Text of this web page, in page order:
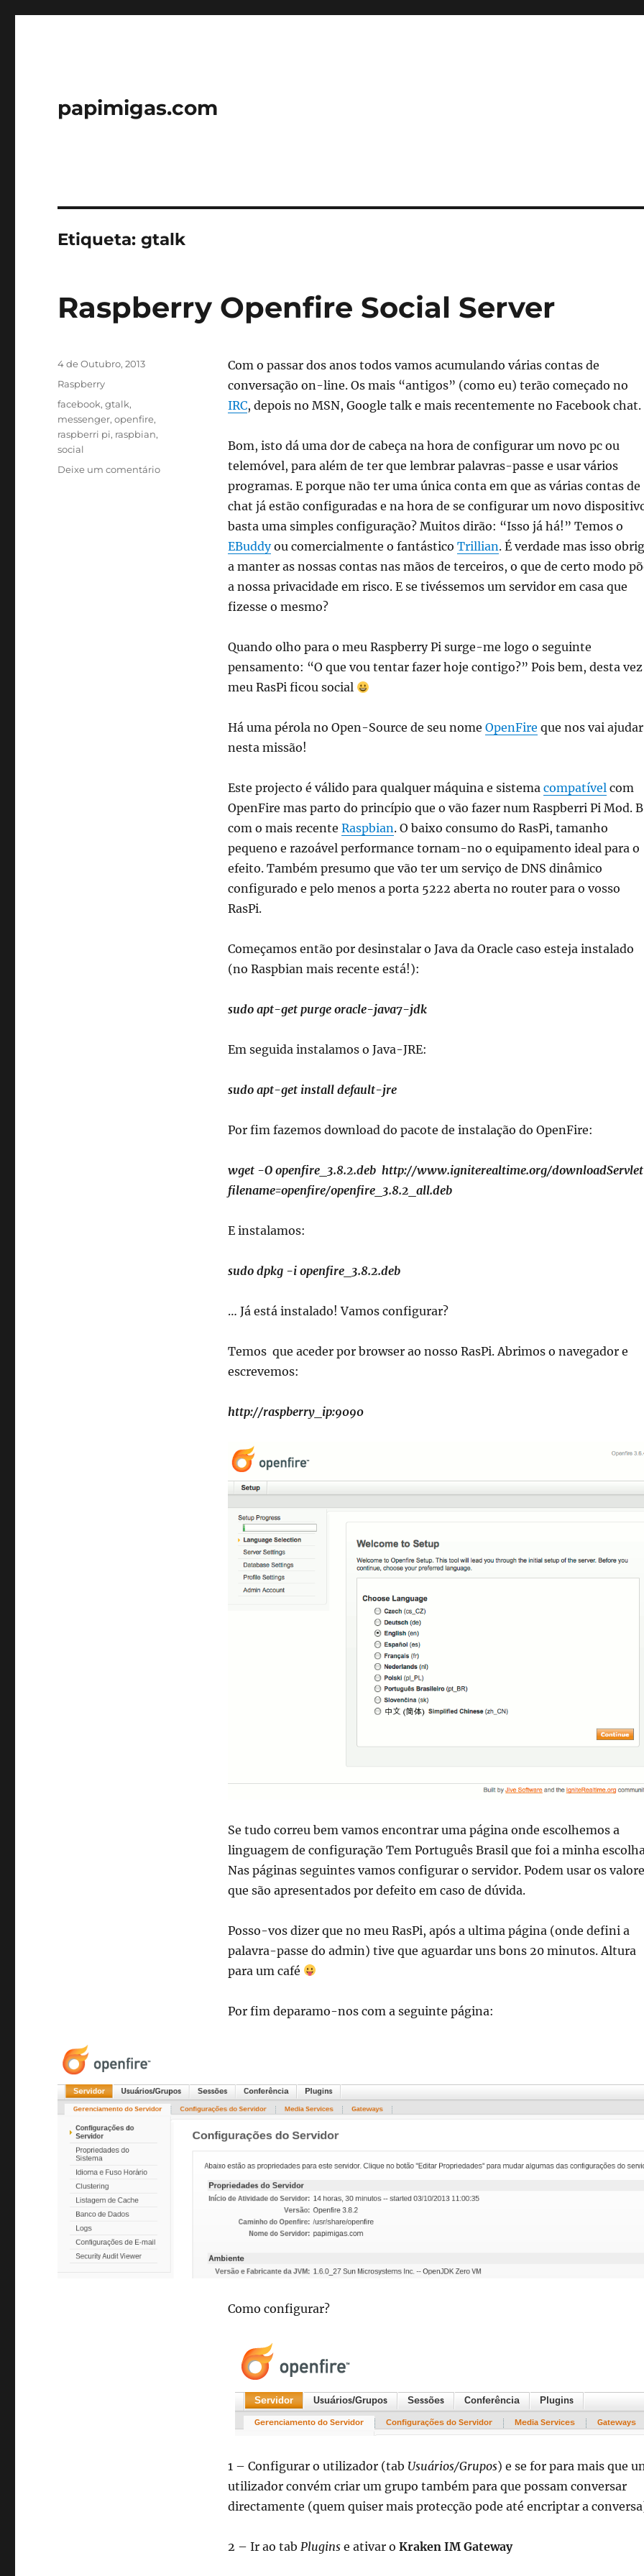
papimigas.com
Etiqueta:gtalk
Raspberry Openfire Social Server
Com o passar dos anos todos vamos acumulando várias contas de
conversação on-line. Os mais “antigos” (como eu) terão começado no
IRC, depois no MSN, Google talk e mais recentemente no Facebook chat.
Bom, isto dá uma dor de cabeça na hora de configurar um novo pc ou
telemóvel, para além de ter que lembrar palavras-passe e usar vários
programas. E porque não ter uma única conta em que as várias contas de
chat já estão configuradas e na hora de se configurar um novo
basta uma simples configuração? Muitos dirão: “Isso já há!” Temos o
EBuddyou comercialmente o fantástico Trillian. É verdade mas isso
a manter as nossas contas nas mãos de terceiros, o que de certo modo
a nossa privacidade em risco. E se tivéssemos um servidor em casa que
fizesse o mesmo?
Quando olho para o meu Raspberry Pi surge-me logo o seguinte
pensamento: “O que vou tentar fazer hoje contigo?” Pois bem, desta
meu RasPi ficou social
Há uma pérola no Open-Source de seu nome OpenFire que nos vai ajudar
nesta missão!
Este projecto é válido para qualquer máquina e sistema compatívelcom
OpenFire mas parto do princípio que o vão fazer num Raspberri Pi Mod.
com o mais recente Raspbian. O baixo consumo do RasPi, tamanho
pequeno e razoável performance tornam-no o equipamento ideal para o
efeito. Também presumo que vão ter um serviço de DNS dinâmico
configurado e pelo menos a porta 5222 aberta no router para o vosso
RasPi.
Começamos então por desinstalar o Java da Oracle caso esteja instalado
(no Raspbian mais recente está!):
sudo apt-get purge oracle-java7-jdk
Em seguida instalamos o Java-JRE:
sudo apt-get install default-jre
Por fim fazemos download do pacote de instalação do OpenFire:
wget -O openfire_3.8.2.deb http://www.igniterealtime.org/
filename=openfire/openfire_3.8.2_all.deb
E instalamos:
sudo dpkg -i openfire_3.8.2.deb
… Já está instalado! Vamos configurar?
Temos que aceder por browser ao nosso RasPi. Abrimos o navegador e
escrevemos:
http://raspberry_ip:9090
Se tudo correu bem vamos encontrar uma página onde escolhemos a
linguagem de configuração Tem Português Brasil que foi a minha
Nas páginas seguintes vamos configurar o servidor. Podem usar os
que são apresentados por defeito em caso de dúvida.
Posso-vos dizer que no meu RasPi, após a ultima página (onde defini a
palavra-passe do admin) tive que aguardar uns bons 20 minutos. Altura
para um café
Por fim deparamo-nos com a seguinte página:
Como configurar?
1 – Configurar o utilizador (tab Usuários/Grupos) e se for para mais que
utilizador convém criar um grupo também para que possam conversar
directamente (quem quiser mais protecção pode até encriptar a
2 – Ir ao tab Pluginse ativar o Kraken IM Gateway
Publicado
4 de Outubro, 2013
Categorias
Raspberry
Etiquetas
facebook,gtalk,
messenger,openfire,
raspberri pi, raspbian,
social
Deixe um comentáriosobre